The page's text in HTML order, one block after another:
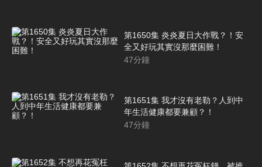
第1650集 炎炎夏日大作戰？！安
全又好玩其實沒那麼困難！
47分鐘
第1651集 我才沒有老勒？人到中
年生活健康都要兼顧？！
47分鐘